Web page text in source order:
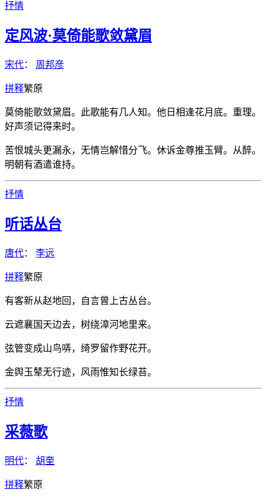
抒情
定风波·莫倚能歌敛黛眉
宋代： 周邦彦
拼释繁原
莫倚能歌敛黛眉。此歌能有几人知。他日相逢花月底。重理。
好声须记得来时。
苦恨城头更漏永，无情岂解惜分飞。休诉金尊推玉臂。从醉。
明朝有酒遣谁持。
抒情
听话丛台
唐代： 李远
拼释繁原
有客新从赵地回，自言曾上古丛台。
云遮襄国天边去，树绕漳河地里来。
弦管变成山鸟哢，绮罗留作野花开。
金舆玉辇无行迹，风雨惟知长绿苔。
抒情
采薇歌
明代： 胡奎
拼释繁原